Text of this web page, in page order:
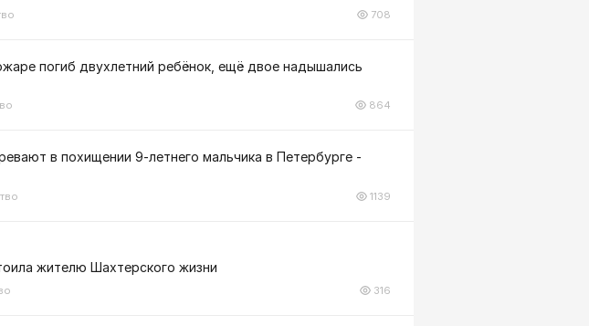
708
погиб двухлетний ребёнок, ещё двое надышались
864
в похищении 9-летнего мальчика в Петербурге -
1139
жителю Шахтерского жизни
316